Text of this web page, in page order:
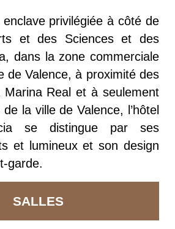
privilégiée à côté de
et des Sciences et des
dans la zone commerciale
de Valence, à proximité des
Real et à seulement
la ville de Valence, l’hôtel
se distingue par ses
et lumineux et son design
garde.
SALLES